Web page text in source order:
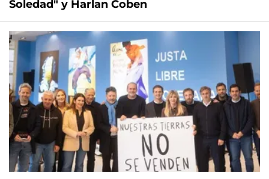
Soledad" y Harlan Coben